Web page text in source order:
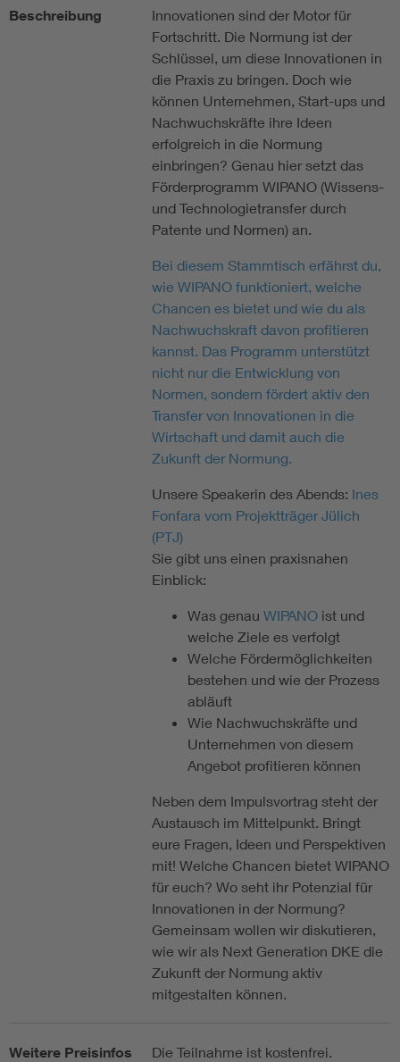
Beschreibung
Innovationen sind der Motor für
Fortschritt. Die Normung ist der
Schlüssel, um diese Innovationen in
die Praxis zu bringen. Doch wie
können Unternehmen, Start-ups und
Nachwuchskräfte ihre Ideen
erfolgreich in die Normung
einbringen? Genau hier setzt das
Förderprogramm WIPANO (Wissens-
und Technologietransfer durch
Patente und Normen) an.
Bei diesem Stammtisch erfährst du,
wie WIPANO funktioniert, welche
Chancen es bietet und wie du als
Nachwuchskraft davon profitieren
kannst. Das Programm unterstützt
nicht nur die Entwicklung von
Normen, sondern fördert aktiv den
Transfer von Innovationen in die
Wirtschaft und damit auch die
Zukunft der Normung.
Unsere Speakerin des Abends: Ines
Fonfara vom Projektträger Jülich
(PTJ)
Sie gibt uns einen praxisnahen
Einblick:
Was genau WIPANO ist und
welche Ziele es verfolgt
Welche Fördermöglichkeiten
bestehen und wie der Prozess
abläuft
Wie Nachwuchskräfte und
Unternehmen von diesem
Angebot profitieren können
Neben dem Impulsvortrag steht der
Austausch im Mittelpunkt. Bringt
eure Fragen, Ideen und Perspektiven
mit! Welche Chancen bietet WIPANO
für euch? Wo seht ihr Potenzial für
Innovationen in der Normung?
Gemeinsam wollen wir diskutieren,
wie wir als Next Generation DKE die
Zukunft der Normung aktiv
mitgestalten können.
Weitere Preisinfos Die Teilnahme ist kostenfrei.